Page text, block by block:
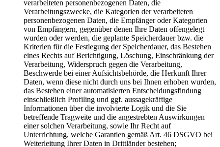
verarbeiteten personenbezogenen Daten, die
Verarbeitungszwecke, die Kategorien der verarbeiteten
personenbezogenen Daten, die Empfänger oder Kategorien
von Empfängern, gegenüber denen Ihre Daten offengelegt
wurden oder werden, die geplante Speicherdauer bzw. die
Kriterien für die Festlegung der Speicherdauer, das Bestehen
eines Rechts auf Berichtigung, Löschung, Einschränkung der
Verarbeitung, Widerspruch gegen die Verarbeitung,
Beschwerde bei einer Aufsichtsbehörde, die Herkunft Ihrer
Daten, wenn diese nicht durch uns bei Ihnen erhoben wurden,
das Bestehen einer automatisierten Entscheidungsfindung
einschließlich Profiling und ggf. aussagekräftige
Informationen über die involvierte Logik und die Sie
betreffende Tragweite und die angestrebten Auswirkungen
einer solchen Verarbeitung, sowie Ihr Recht auf
Unterrichtung, welche Garantien gemäß Art. 46 DSGVO bei
Weiterleitung Ihrer Daten in Drittländer bestehen;